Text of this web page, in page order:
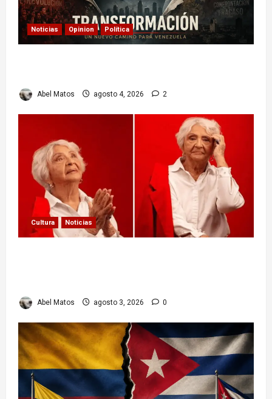
Noticias Opinion Política
Abel Matos agosto 4, 2026 2
Cultura Noticias
Abel Matos agosto 3, 2026 0